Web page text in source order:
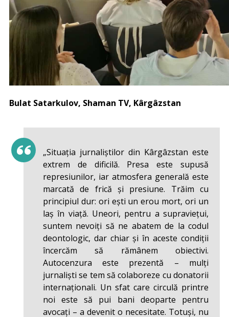
Bulat Satarkulov, Shaman TV, Kârgâzstan
„Situația jurnaliștilor din Kârgâzstan este
extrem de dificilă. Presa este supusă
represiunilor, iar atmosfera generală este
marcată de frică și presiune. Trăim cu
principiul dur: ori ești un erou mort, ori un
laș în viață. Uneori, pentru a supraviețui,
suntem nevoiți să ne abatem de la codul
deontologic, dar chiar și în aceste condiții
încercăm să rămânem obiectivi.
Autocenzura este prezentă – mulți
jurnaliști se tem să colaboreze cu donatorii
internaționali. Un sfat care circulă printre
noi este să pui bani deoparte pentru
avocați – a devenit o necesitate. Totuși, nu